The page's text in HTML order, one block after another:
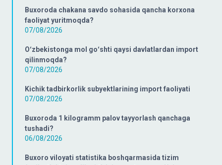
Buxoroda chakana savdo sohasida qancha korxona
faoliyat yuritmoqda?
07/08/2026
Oʻzbekistonga mol goʻshti qaysi davlatlardan import
qilinmoqda?
07/08/2026
Kichik tadbirkorlik subyektlarining import faoliyati
07/08/2026
Buxoroda 1 kilogramm palov tayyorlash qanchaga
tushadi?
06/08/2026
Buxoro viloyati statistika boshqarmasida tizim